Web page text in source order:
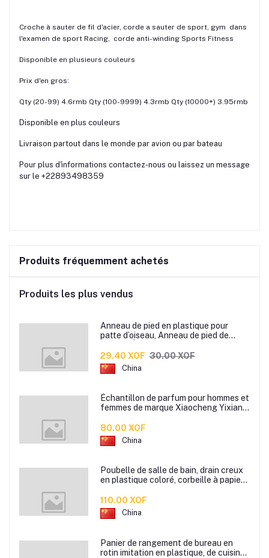
Croche à sauter de fil d'acier, corde a sauter de sport, gym dans
l'examen de sport Racing, corde anti-winding Sports Fitness
Disponible en plusieurs couleurs
Prix d'en gros:
Qty (20-99) 4.6rmb Qty (100-9999) 4.3rmb Qty (10000+) 3.95rmb
Disponible en plus couleurs
Livraison partout dans le monde par avion ou par bateau
Pour plus d'informations contactez-nous ou laissez un message
sur le +22893498359
Produits fréquemment achetés
Produits les plus vendus
Anneau de pied en plastique pour
patte d’oiseau, Anneau de pied de
pour oiseaux
29.40 XOF 30.00 XOF
China
Échantillon de parfum pour hommes et
femmes de marque Xiaocheng Yixiang
80.00 XOF
China
Poubelle de salle de bain, drain creux
en plastique coloré, corbeille à papier
110.00 XOF
China
Panier de rangement de bureau en
rotin imitation en plastique, de cuisine